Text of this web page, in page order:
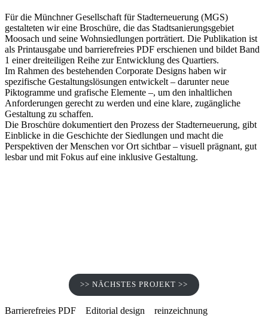
Für die Münchner Gesellschaft für Stadterneuerung (MGS)
gestalteten wir eine Broschüre, die das Stadtsanierungsgebiet
Moosach und seine Wohnsiedlungen porträtiert. Die Publikation ist
als Printausgabe und barrierefreies PDF erschienen und bildet Band
1 einer dreiteiligen Reihe zur Entwicklung des Quartiers.
Im Rahmen des bestehenden Corporate Designs haben wir
spezifische Gestaltungslösungen entwickelt – darunter neue
Piktogramme und grafische Elemente –, um den inhaltlichen
Anforderungen gerecht zu werden und eine klare, zugängliche
Gestaltung zu schaffen.
Die Broschüre dokumentiert den Prozess der Stadterneuerung, gibt
Einblicke in die Geschichte der Siedlungen und macht die
Perspektiven der Menschen vor Ort sichtbar – visuell prägnant, gut
lesbar und mit Fokus auf eine inklusive Gestaltung.
>> NÄCHSTES PROJEKT >>
Barrierefreies PDF Editorial design reinzeichnung